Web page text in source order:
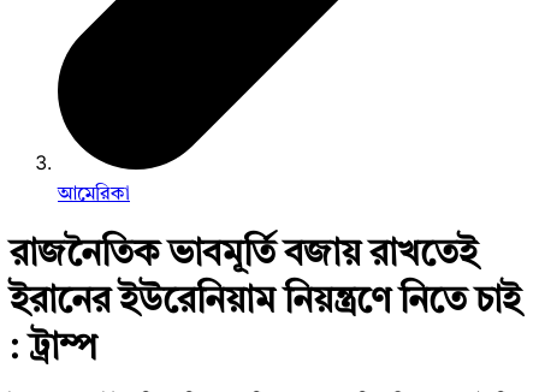
আমেরিকা
রাজনৈতিক ভাবমূর্তি বজায় রাখতেই
ইরানের ইউরেনিয়াম নিয়ন্ত্রণে নিতে চাই
: ট্রাম্প